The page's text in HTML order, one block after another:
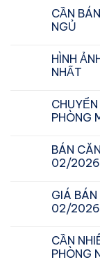
CẦN
NGỦ
HÌNH
NHẤT
PHÒNG
BÁN
02/2026
GIÁ
02/2026
CẦN
PHÒNG